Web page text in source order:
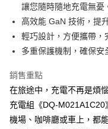
上海商業儲蓄銀行
國泰世華商業銀行
臺灣中小企業銀行
匯豐（台灣）商業銀行
聯邦商業銀行
元大商業銀行
台新國際商業銀行
台灣樂天信用卡公司
LINE Pay
Apple Pay
街口支付
悠遊付
Google Pay
全盈+PAY
讓您隨時隨地充電無憂
高效能 GaN 技術，提
輕巧設計，方便攜帶，
多重保護機制，確保安
銷售重點
在旅途中，充電不再是煩
充電組《DQ-
機場、咖啡廳或車上，都